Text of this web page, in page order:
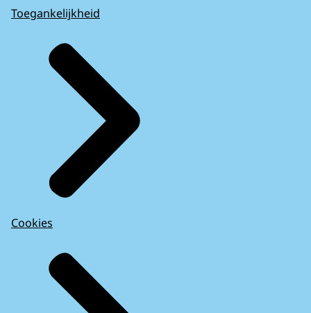
Toegankelijkheid
Cookies